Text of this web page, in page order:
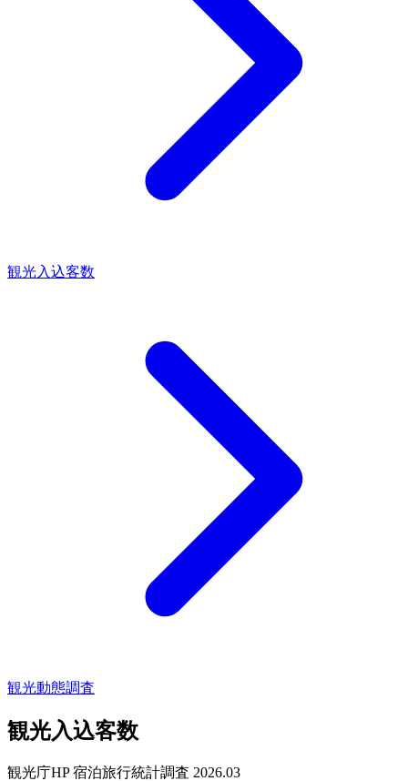
観光入込客数
観光動態調査
観光入込客数
観光庁HP 宿泊旅行統計調査 2026.03